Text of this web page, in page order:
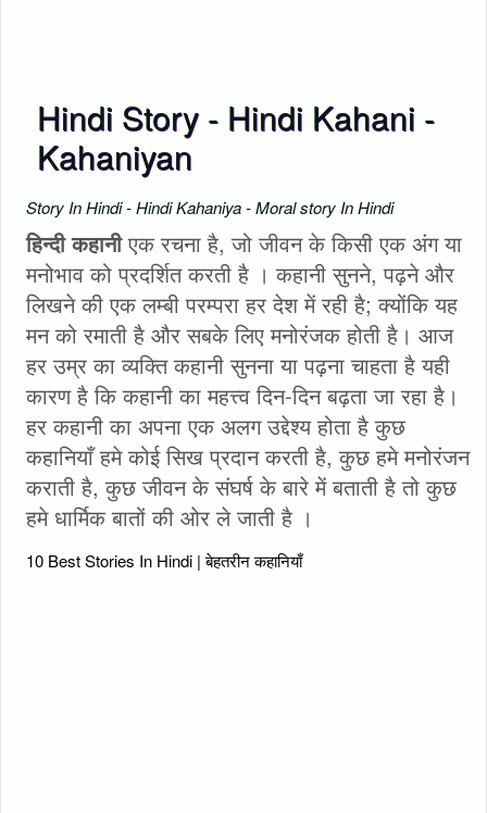
Hindi Story - Hindi Kahani -
Kahaniyan
Story In Hindi - Hindi Kahaniya - Moral story In Hindi
हिन्दी कहानीएक रचना है, जो जीवन के किसी एक अंग या
मनोभाव को प्रदर्शित करती है । कहानी सुनने, पढ़ने और
लिखने की एक लम्बी परम्परा हर देश में रही है; क्योंकि यह
मन को रमाती है और सबके लिए मनोरंजक होती है। आज
हर उम्र का व्यक्ति कहानी सुनना या पढ़ना चाहता है यही
कारण है कि कहानी का महत्त्व दिन-दिन बढ़ता जा रहा है।
हर कहानी का अपना एक अलग उद्देश्य होता है कुछ
कहानियाँ हमे कोई सिख प्रदान करती है, कुछ हमे मनोरंजन
कराती है, कुछ जीवन के संघर्ष के बारे में बताती है तो कुछ
हमे धार्मिक बातों की ओर ले जाती है ।
10 Best Stories In Hindi | बेहतरीन कहानियाँ